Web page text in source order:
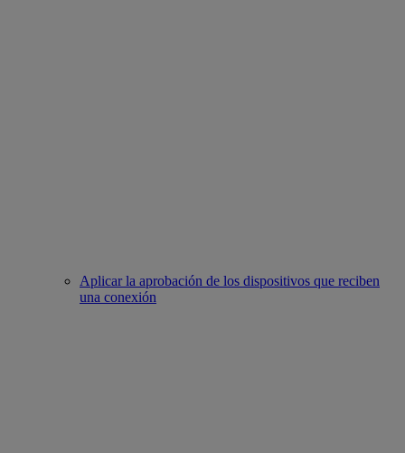
Aplicar la aprobación de los dispositivos que reciben
una conexión